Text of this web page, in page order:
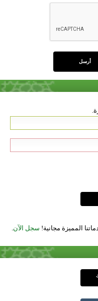
المميزة مجانية! سجل الآن